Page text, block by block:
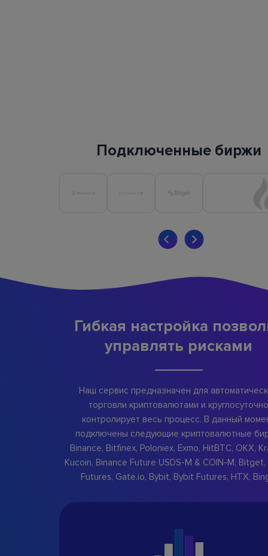
Подключенные биржи
Гибкая настройка
управлять рисками
Наш сервис предназначен для
торговли криптовалютами и круглосуточно
контролирует весь процесс. В данный
подключены следующие криптовалютные
Binance, Bitfinex, Poloniex, Exmo, HitBTC, OKX,
Kucoin, Binance Future USDS-M & COIN-M,
Futures, Gate.io, Bybit, Bybit Futures, HTX,